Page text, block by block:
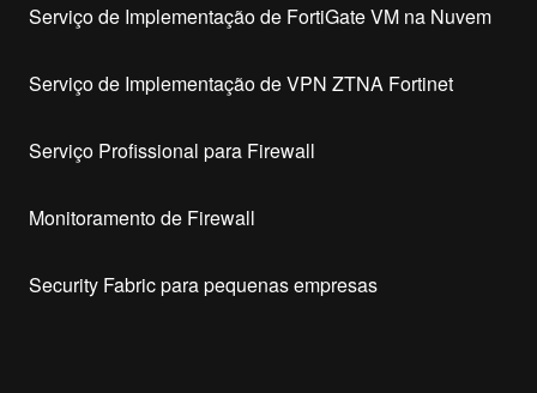
Serviço de Implementação de FortiGate VM na Nuvem
Serviço de Implementação de VPN ZTNA Fortinet
Serviço Profissional para Firewall
Monitoramento de Firewall
Security Fabric para pequenas empresas